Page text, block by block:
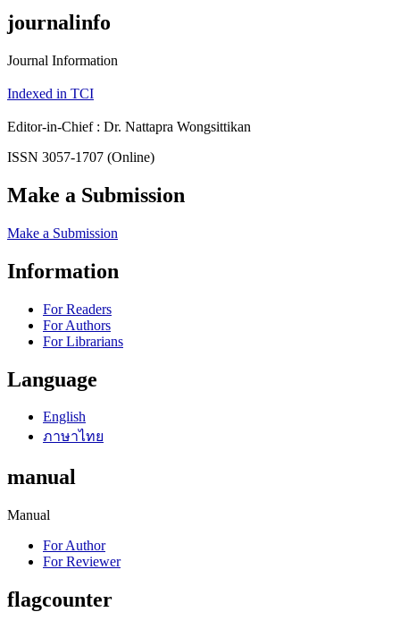
journalinfo
Journal Information
Indexed in TCI
Editor-in-Chief : Dr. Nattapra Wongsittikan
ISSN 3057-1707 (Online)
Make a Submission
Make a Submission
Information
For Readers
For Authors
For Librarians
Language
English
ภาษาไทย
manual
Manual
For Author
For Reviewer
flagcounter